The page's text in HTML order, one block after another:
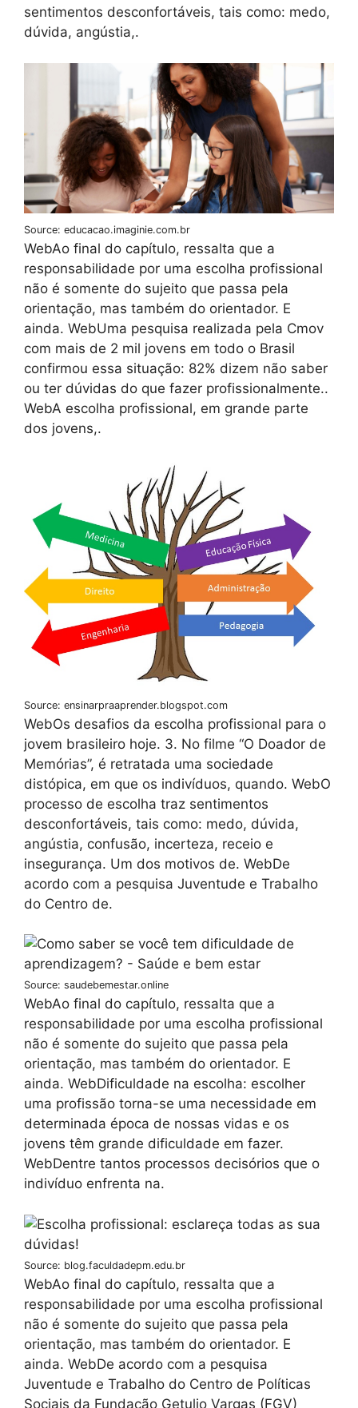
sentimentos desconfortáveis, tais como: medo,
dúvida, angústia,.
Source: educacao.imaginie.com.br
WebAo final do capítulo, ressalta que a
responsabilidade por uma escolha profissional
não é somente do sujeito que passa pela
orientação, mas também do orientador. E
ainda. WebUma pesquisa realizada pela Cmov
com mais de 2 mil jovens em todo o Brasil
confirmou essa situação: 82% dizem não saber
ou ter dúvidas do que fazer profissionalmente..
WebA escolha profissional, em grande parte
dos jovens,.
Source: ensinarpraaprender.blogspot.com
WebOs desafios da escolha profissional para o
jovem brasileiro hoje. 3. No filme “O Doador de
Memórias”, é retratada uma sociedade
distópica, em que os indivíduos, quando. WebO
processo de escolha traz sentimentos
desconfortáveis, tais como: medo, dúvida,
angústia, confusão, incerteza, receio e
insegurança. Um dos motivos de. WebDe
acordo com a pesquisa Juventude e Trabalho
do Centro de.
Source: saudebemestar.online
WebAo final do capítulo, ressalta que a
responsabilidade por uma escolha profissional
não é somente do sujeito que passa pela
orientação, mas também do orientador. E
ainda. WebDificuldade na escolha: escolher
uma profissão torna-se uma necessidade em
determinada época de nossas vidas e os
jovens têm grande dificuldade em fazer.
WebDentre tantos processos decisórios que o
indivíduo enfrenta na.
Source: blog.faculdadepm.edu.br
WebAo final do capítulo, ressalta que a
responsabilidade por uma escolha profissional
não é somente do sujeito que passa pela
orientação, mas também do orientador. E
ainda. WebDe acordo com a pesquisa
Juventude e Trabalho do Centro de Políticas
Sociais da Fundação Getulio Vargas (FGV)